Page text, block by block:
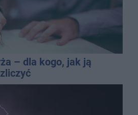
– dla kogo, jak ją